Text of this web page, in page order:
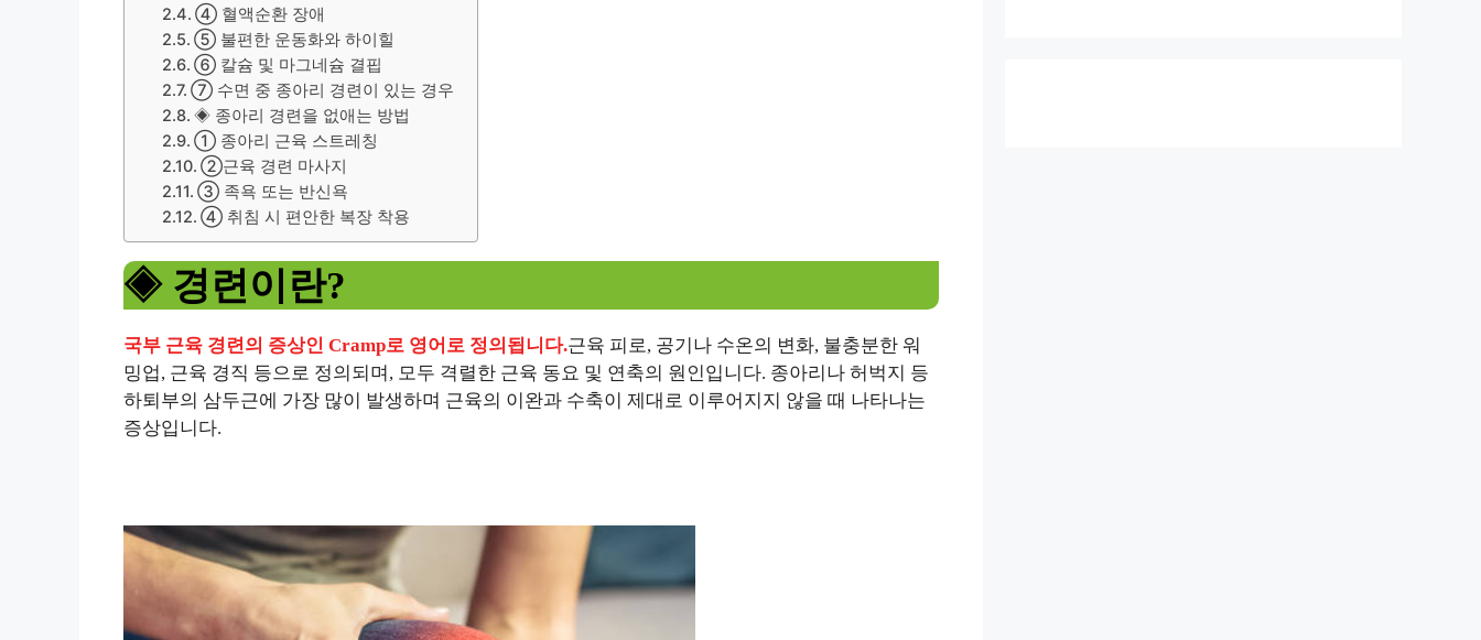
④ 혈액순환 장애
⑤ 불편한 운동화와 하이힐
⑥ 칼슘 및 마그네슘 결핍
⑦ 수면 중 종아리 경련이 있는 경우
◈ 종아리 경련을 없애는 방법
① 종아리 근육 스트레칭
②근육 경련 마사지
③ 족욕 또는 반신욕
④ 취침 시 편안한 복장 착용
◈ 경련이란?
국부 근육 경련의 증상인 Cramp로 영어로 정의됩니다.근육 피로, 공기나 수온의 변화, 불충분한 워
밍업, 근육 경직 등으로 정의되며, 모두 격렬한 근육 동요 및 연축의 원인입니다. 종아리나 허벅지 등
하퇴부의 삼두근에 가장 많이 발생하며 근육의 이완과 수축이 제대로 이루어지지 않을 때 나타나는
증상입니다.